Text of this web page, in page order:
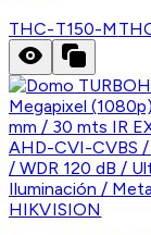
THC-T150-M
HIKVISION